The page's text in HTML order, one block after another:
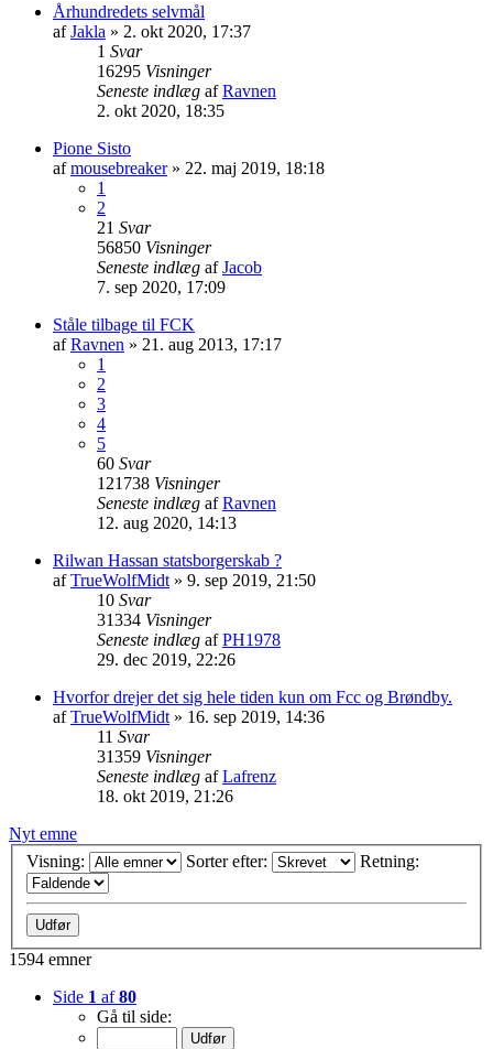
Århundredets selvmål
afJakla » 2. okt 2020, 17:37
1 Svar
16295 Visninger
Seneste indlæg afRavnen
2. okt 2020, 18:35
Pione Sisto
afmousebreaker» 22. maj 2019, 18:18
1
2
21 Svar
56850 Visninger
Seneste indlæg afJacob
7. sep 2020, 17:09
Ståle tilbage til FCK
afRavnen » 21. aug 2013, 17:17
1
2
3
4
5
60 Svar
121738 Visninger
Seneste indlæg afRavnen
12. aug 2020, 14:13
Rilwan Hassan statsborgerskab ?
afTrueWolfMidt » 9. sep 2019, 21:50
10 Svar
31334 Visninger
Seneste indlæg afPH1978
29. dec 2019, 22:26
Hvorfor drejer det sig hele tiden kun om Fcc og Brøndby.
afTrueWolfMidt » 16. sep 2019, 14:36
11 Svar
31359 Visninger
Seneste indlæg afLafrenz
18. okt 2019, 21:26
Nyt emne
Visning:
Sorter efter: Retning:
1594 emner
Side 1 af80
Gå til side: